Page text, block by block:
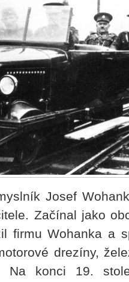
Josef
Začínal jako
firmu Wohanka a
drezíny,
Na konci 19.